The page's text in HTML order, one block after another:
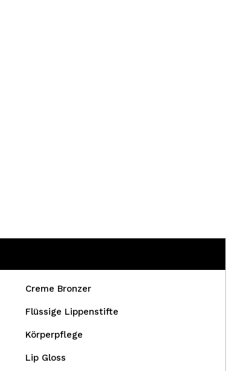
Creme Bronzer
Flüssige Lippenstifte
Körperpflege
Lip Gloss